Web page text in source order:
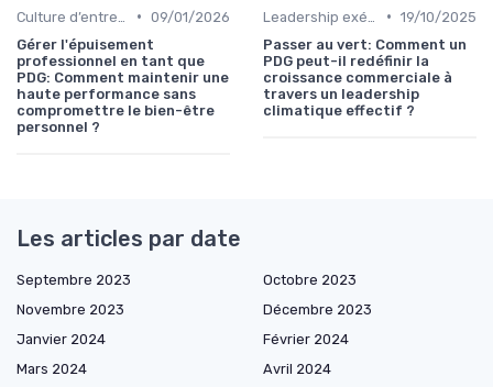
• 09/01/2026
Gérer l'épuisement
professionnel en tant que
PDG: Comment maintenir une
haute performance sans
compromettre le bien-être
personnel ?
• 19/10/2025
Passer au vert: Comment un
PDG peut-il redéfinir la
croissance commerciale à
travers un leadership
climatique effectif ?
Les articles par date
Septembre 2023
Octobre 2023
Novembre 2023
Décembre 2023
Janvier 2024
Février 2024
Mars 2024
Avril 2024